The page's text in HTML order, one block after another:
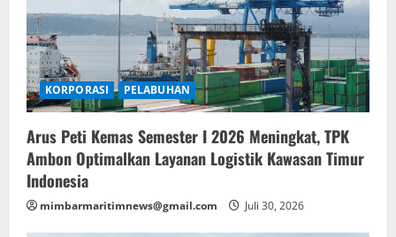
KORPORASI PELABUHAN
Arus Peti Kemas Semester I 2026 Meningkat, TPK
Ambon Optimalkan Layanan Logistik Kawasan Timur
Indonesia
mimbarmaritimnews@gmail.com Juli 30, 2026